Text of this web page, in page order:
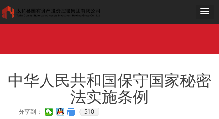
中华人民共和国保守国家秘密
法实施条例
分享到： 510